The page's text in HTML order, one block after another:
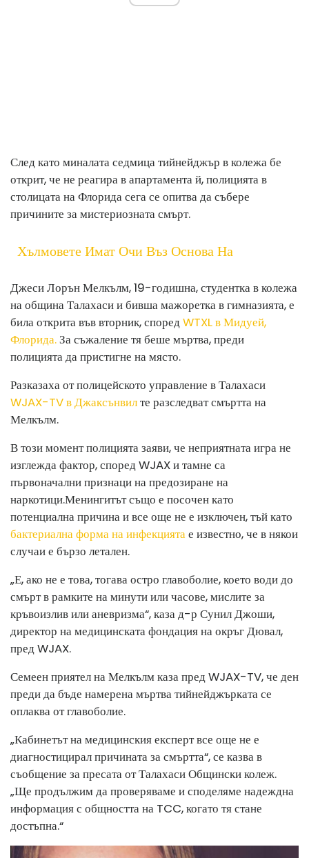
След като миналата седмица тийнейджър в колежа бе
открит, че не реагира в апартамента й, полицията в
столицата на Флорида сега се опитва да събере
причините за мистериозната смърт.
Хълмовете Имат Очи Въз Основа На
Джеси Лорън Мелкълм, 19-годишна, студентка в колежа
на община Талахаси и бивша мажоретка в гимназията, е
била открита във вторник, споредWTXL в Мидуей,
Флорида.За съжаление тя беше мъртва, преди
полицията да пристигне на място.
Разказаха от полицейското управление в Талахаси
WJAX-TV в Джаксънвилте разследват смъртта на
Мелкълм.
В този момент полицията заяви, че неприятната игра не
изглежда фактор, според WJAX и тамне са
първоначални признаци на предозиране на
наркотици.Менингитът също е посочен като
потенциална причина и все още не е изключен, тъй като
бактериална форма на инфекциятае известно, че в някои
случаи е бързо летален.
„Е, ако не е това, тогава остро главоболие, което води до
смърт в рамките на минути или часове, мислите за
кръвоизлив или аневризма“, каза д-р Сунил Джоши,
директор на медицинската фондация на окръг Дювал,
пред WJAX.
Семеен приятел на Мелкълм каза пред WJAX-TV, че ден
преди да бъде намерена мъртва тийнейджърката се
оплаква от главоболие.
„Кабинетът на медицинския експерт все още не е
диагностицирал причината за смъртта“, се казва в
съобщение за пресата от Талахаси Общински колеж.
„Ще продължим да проверяваме и споделяме надеждна
информация с общността на TCC, когато тя стане
достъпна.“